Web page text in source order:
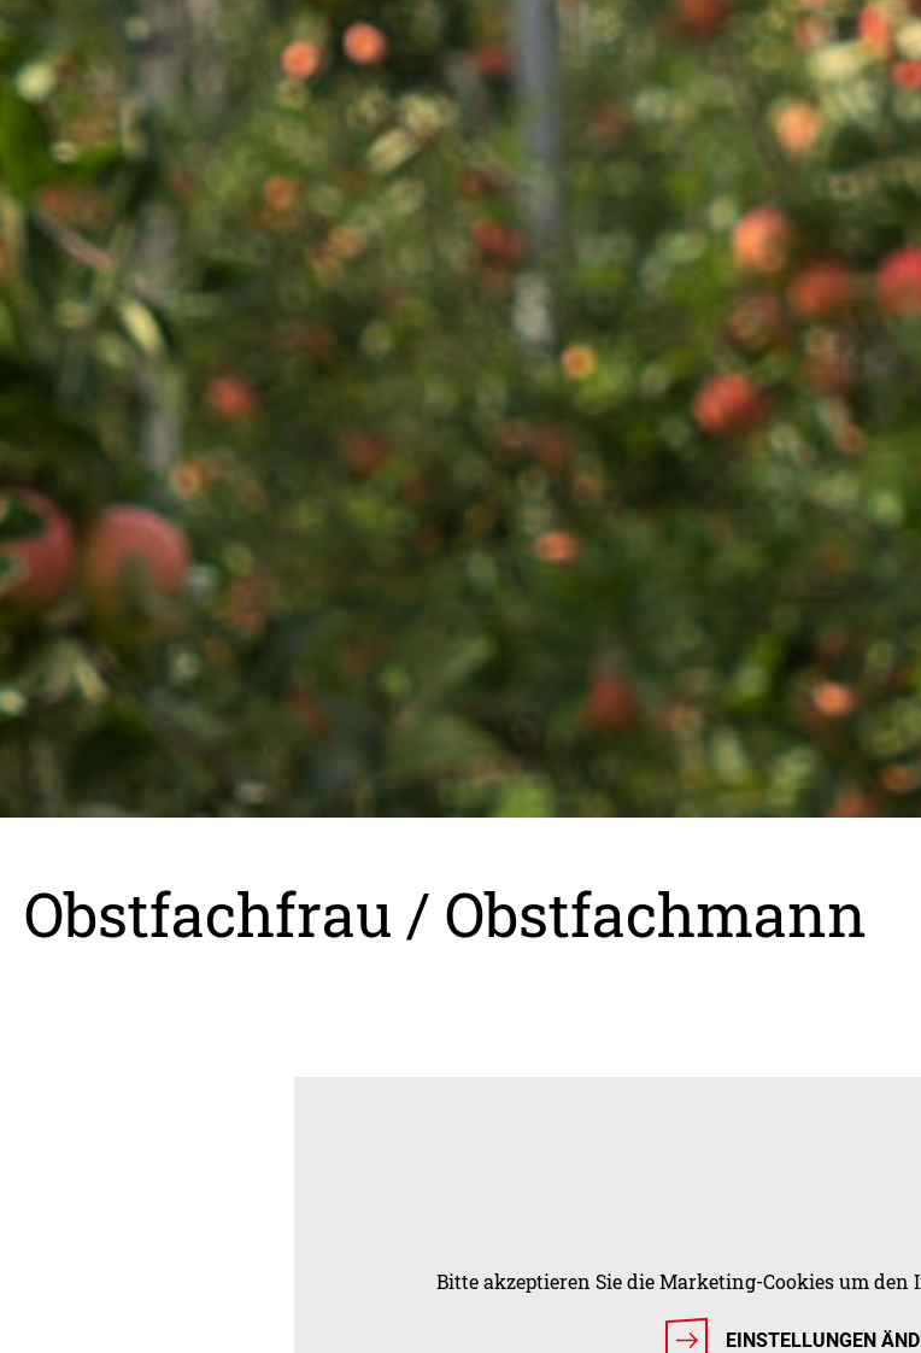
Obstfachfrau / Obstfachmann
Bitte akzeptieren Sie die Marketing-Cookies um
EINSTELLUNGEN